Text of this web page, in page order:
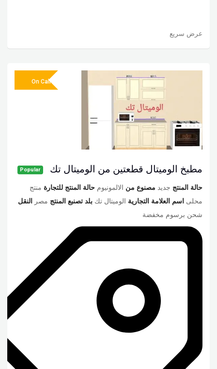
عرض سريع
مطبخ الوميتال قطعتين من الوميتال تك Popular
حالة المنتج جديد مصنوع من الالمونيوم حالة المنتج للتجارة منتج
محلى اسم العلامة التجارية الوميتال تك بلد تصنبع المنتج مصر
النقل
شحن برسوم مخفضة
On Call